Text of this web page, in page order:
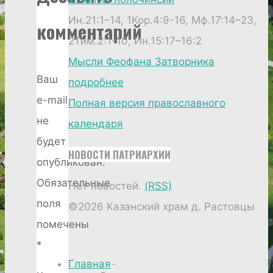
комментарий
Ваш
e-mail
не
будет
опубликован.
Обязательные
поля
помечены
*
Ин.21:1–14, 1Кор.4:9-16, Мф.17:14–23,
2Тим.2:1-10, Ин.15:17–16:2
Мысли Феофана Затворника
подробнее
Полная версия православного
календаря
НОВОСТИ ПАТРИАРХИИ
Нет новостей. (RSS)
©2026 Казанский храм д. Растовцы
Главная-